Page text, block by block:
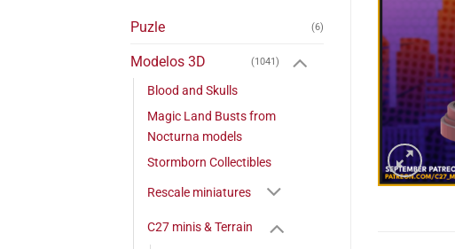
Puzle (6)
Modelos 3D (1041)
Blood and Skulls
Magic Land Busts from
Nocturna models
Stormborn Collectibles
Rescale miniatures
C27 minis & Terrain